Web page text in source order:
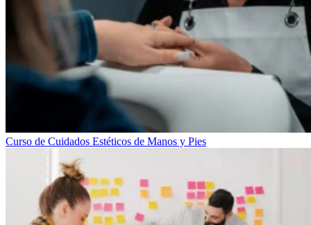
Curso de Cuidados Estéticos de Manos y Pies